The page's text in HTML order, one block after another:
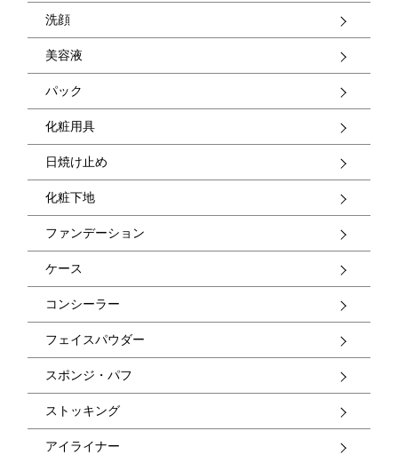
洗顔
美容液
パック
化粧用具
日焼け止め
化粧下地
ファンデーション
ケース
コンシーラー
フェイスパウダー
スポンジ・パフ
ストッキング
アイライナー